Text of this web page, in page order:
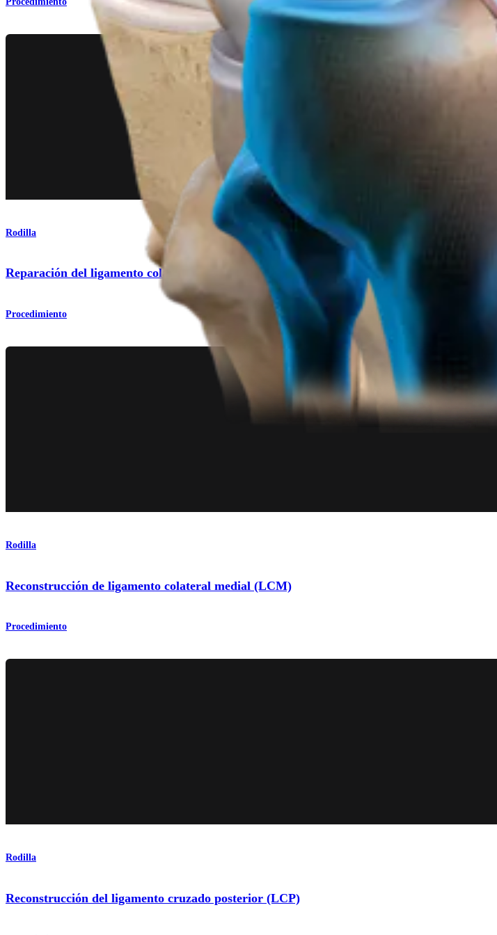
Rodilla
Reparación del ligamento colateral lateral (LCL) y del ángulo posterolateral (PLC)
Procedimiento
Rodilla
Reconstrucción de ligamento colateral medial (LCM)
Procedimiento
Rodilla
Reconstrucción del ligamento cruzado posterior (LCP)